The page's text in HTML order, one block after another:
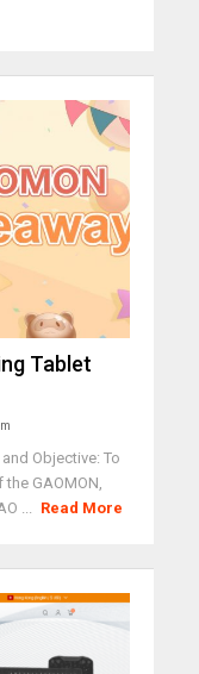
Tablet
Objective: To
GAOMON,
...
Read More